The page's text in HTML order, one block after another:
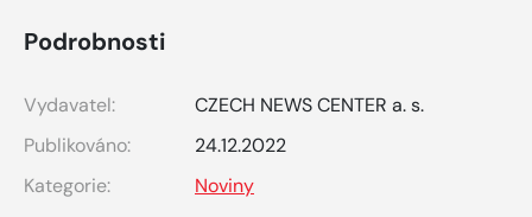
Podrobnosti
Vydavatel:
CZECH NEWS CENTER a. s.
Publikováno:
24.12.2022
Kategorie:
Noviny